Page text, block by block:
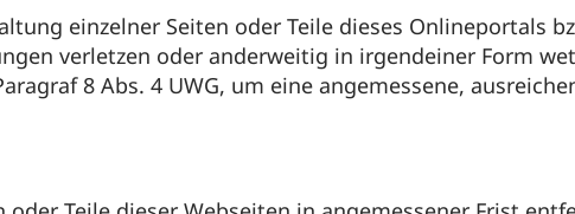
einzelner Seiten oder Teile dieses Onlineportals
verletzen oder anderweitig in irgendeiner Form
8 Abs. 4 UWG, um eine angemessene,